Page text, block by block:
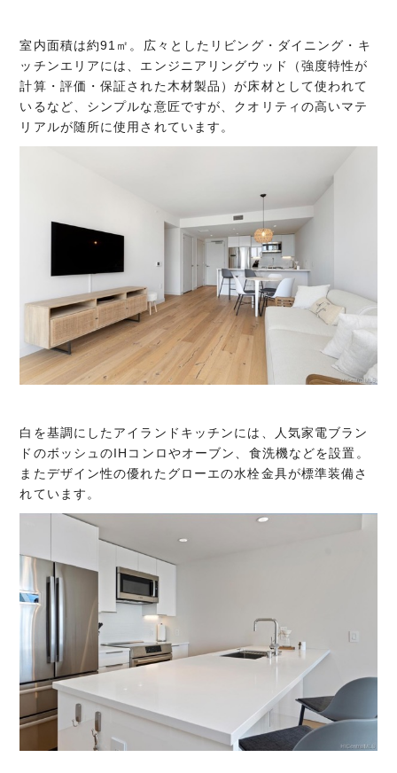
室内面積は約91㎡。広々としたリビング・ダイニング・キ
ッチンエリアには、エンジニアリングウッド（強度特性が
計算・評価・保証された木材製品）が床材として使われて
いるなど、シンプルな意匠ですが、クオリティの高いマテ
リアルが随所に使用されています。
白を基調にしたアイランドキッチンには、人気家電ブラン
ドのボッシュのIHコンロやオーブン、食洗機などを設置。
またデザイン性の優れたグローエの水栓金具が標準装備さ
れています。